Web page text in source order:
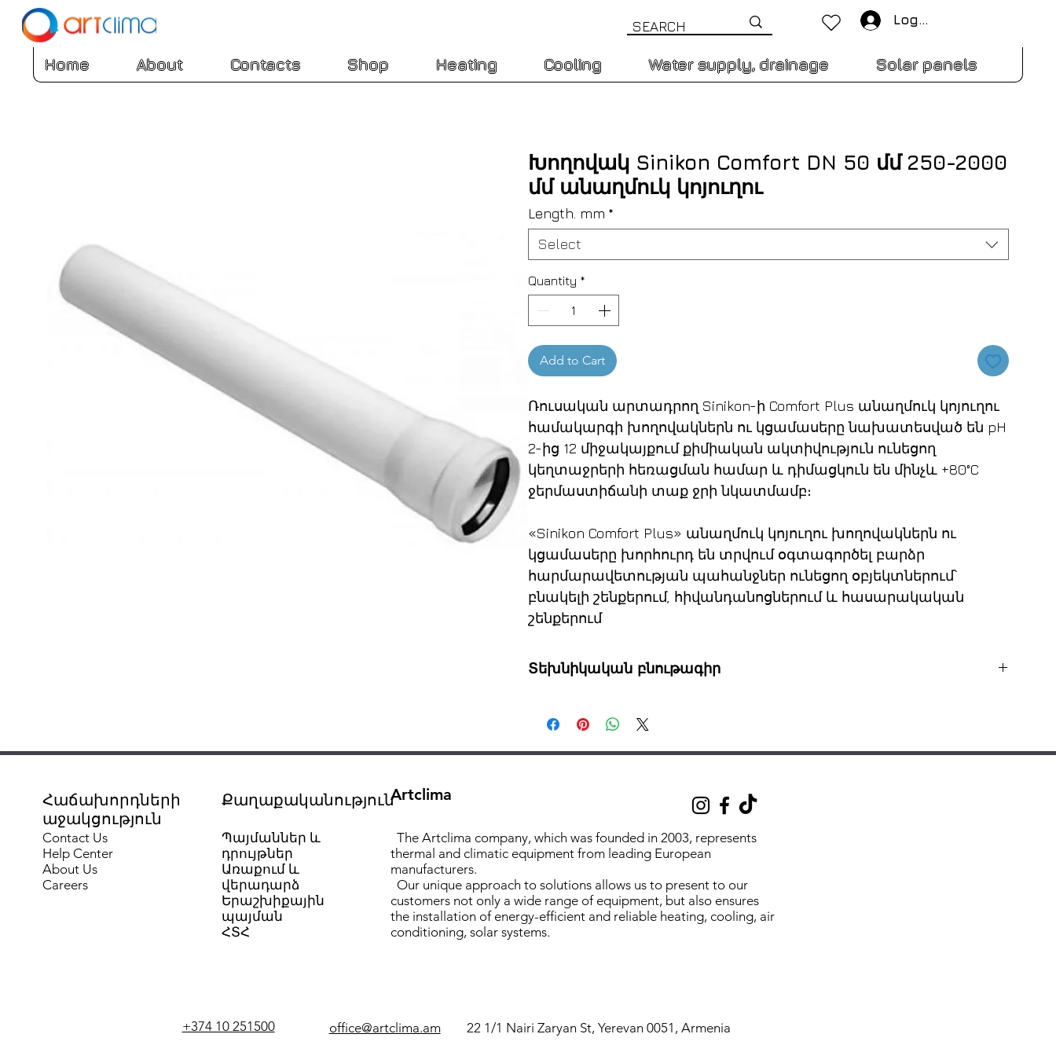
Home About Contacts Shop Heating Cooling Water supply, drainage Solar panels
Log In
Խողովակ Sinikon Comfort DN 50 մմ 250-2000
մմ անաղմուկ կոյուղու
Length. mm *
Select
Quantity *
Add to Cart
Ռուսական արտադրող Sinikon-ի Comfort Plus անաղմուկ կոյուղու
համակարգի խողովակներն ու կցամասերը նախատեսված են pH
2-ից 12 միջակայքում քիմիական ակտիվություն ունեցող
կեղտաջրերի հեռացման համար և դիմացկուն են մինչև +80°C
ջերմաստիճանի տաք ջրի նկատմամբ։
«Sinikon Comfort Plus» անաղմուկ կոյուղու խողովակներն ու
կցամասերը խորհուրդ են տրվում օգտագործել բարձր
հարմարավետության պահանջներ ունեցող օբյեկտներում՝
բնակելի շենքերում, հիվանդանոցներում և հասարակական
շենքերում
Տեխնիկական բնութագիր
Մոդել՝ 500.կ
Սերիա՝ Comfort
Նշանակություն՝ անաղմուկ կոյուղու համար
Տրամագիծ՝ 50 մմ
Պատի հաստություն՝ 2 մմ
Առավելագույն ջերմաստիճան՝ 80°C
Խտություն՝ 1,3 գ/սմ³
Ջերմահաղորդականություն՝ 0,26 Վտ/(մ*կ)
Գծային ընդարձակման գործակից՝ 0,11 մմ/(մ*կ)
Հաճախորդների
աջակցություն
ՔաղաքականությունArtclima
Contact Us
Help Center
About Us
Careers
The Artclima company, which was founded in 2003, represents
thermal and climatic equipment from leading European
manufacturers.
Our unique approach to solutions allows us to present to our
customers not only a wide range of equipment, but also ensures
the installation of energy-efficient and reliable heating, cooling, air
conditioning, solar systems.
Պայմաններ և
դրույթներ
Առաքում և
վերադարձ
Երաշխիքային
պայման
ՀՏՀ
+374 10 251500 22 1/1 Nairi Zaryan St, Yerevan 0051, Armenia
office@artclima.am